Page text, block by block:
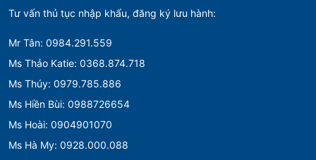
Tư vấn thủ tục nhập khẩu, đăng ký lưu hành:
Mr Tân: 0984.291.559
Ms Thảo Katie: 0368.874.718
Ms Thúy: 0979.785.886
Ms Hiền Bùi: 0988726654
Ms Hoài: 0904901070
Ms Hà My: 0928.000.088